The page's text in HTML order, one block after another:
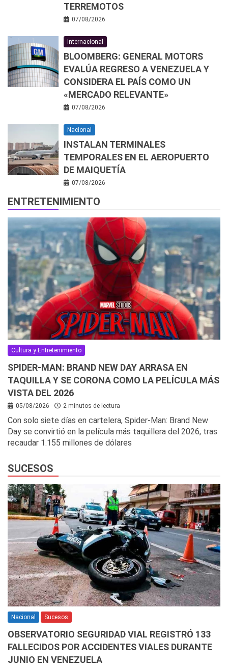
TERREMOTOS
07/08/2026
Internacional
BLOOMBERG: GENERAL MOTORS
EVALÚA REGRESO A VENEZUELA Y
CONSIDERA EL PAÍS COMO UN
«MERCADO RELEVANTE»
07/08/2026
Nacional
INSTALAN TERMINALES
TEMPORALES EN EL AEROPUERTO
DE MAIQUETÍA
07/08/2026
ENTRETENIMIENTO
Cultura y Entretenimiento
SPIDER-MAN: BRAND NEW DAY ARRASA EN
TAQUILLA Y SE CORONA COMO LA PELÍCULA MÁS
VISTA DEL 2026
05/08/2026 2 minutos de lectura
Con solo siete días en cartelera, Spider-Man: Brand New
Day se convirtió en la película más taquillera del 2026, tras
recaudar 1.155 millones de dólares
SUCESOS
Nacional Sucesos
OBSERVATORIO SEGURIDAD VIAL REGISTRÓ 133
FALLECIDOS POR ACCIDENTES VIALES DURANTE
JUNIO EN VENEZUELA